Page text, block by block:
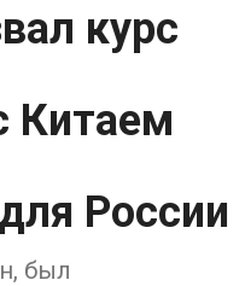
курс
Китаем
России
был